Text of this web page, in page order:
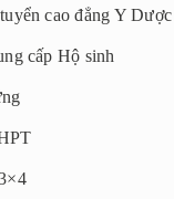
cao đẳng Y
cấp Hộ sinh